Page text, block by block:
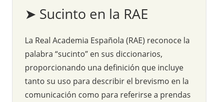
➤ Sucinto en la RAE
La Real Academia Española (RAE) reconoce la
palabra “sucinto” en sus diccionarios,
proporcionando una definición que incluye
tanto su uso para describir el brevismo en la
comunicación como para referirse a prendas